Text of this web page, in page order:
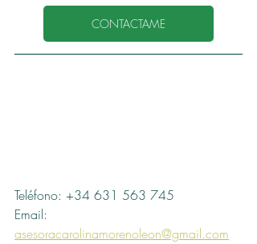
CONTACTAME
Teléfono: +34 631 563 745
Email:
asesoracarolinamorenoleon@gmail.com